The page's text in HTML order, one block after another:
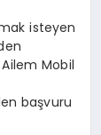
isteyen
Mobil
başvuru